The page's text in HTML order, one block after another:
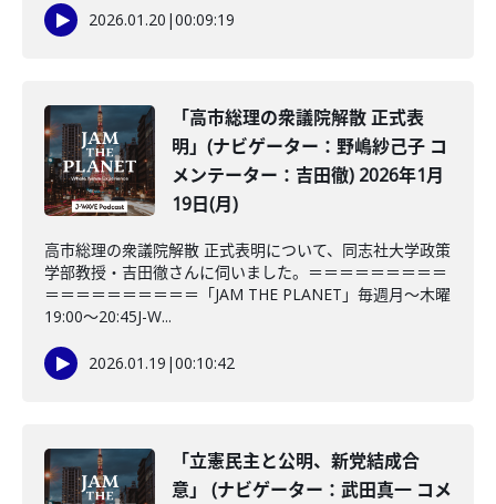
2026.01.20 |00:09:19
「高市総理の衆議院解散 正式表
明」(ナビゲーター：野嶋紗己子 コ
メンテーター：吉田徹) 2026年1月
19日(月)
高市総理の衆議院解散 正式表明について、同志社大学政策
学部教授・吉田徹さんに伺いました。＝＝＝＝＝＝＝＝＝
＝＝＝＝＝＝＝＝＝＝「JAM THE PLANET」毎週月～木曜
19:00～20:45J-W...
2026.01.19 |00:10:42
「立憲民主と公明、新党結成合
意」 (ナビゲーター：武田真一 コメ